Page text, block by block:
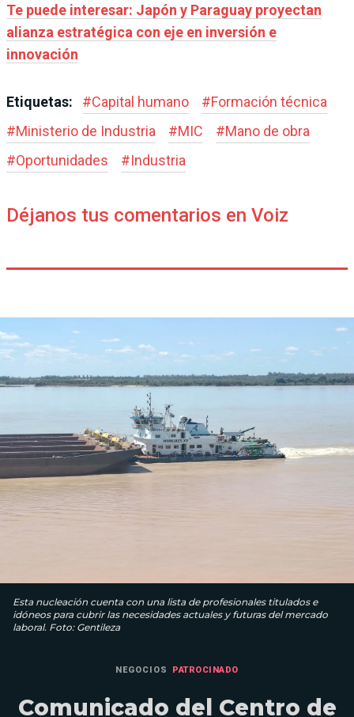
Te puede interesar: Japón y Paraguay proyectan
alianza estratégica con eje en inversión e
innovación
Etiquetas: #Capital humano #Formación técnica
#Ministerio de Industria #MIC #Mano de obra
#Oportunidades #Industria
Déjanos tus comentarios en Voiz
Esta nucleación cuenta con una lista de profesionales titulados e
idóneos para cubrir las necesidades actuales y futuras del mercado
laboral. Foto: Gentileza
NEGOCIOS PATROCINADO
Comunicado del Centro de